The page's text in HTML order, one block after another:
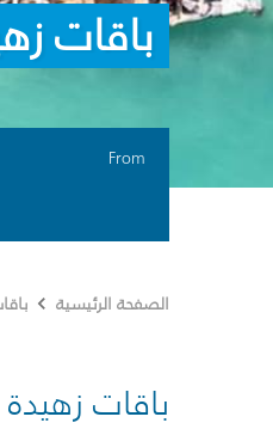
باقات
From
الصفحة الرئيسية
باقات